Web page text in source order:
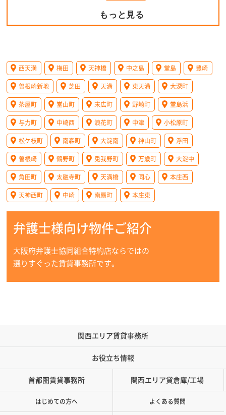
もっと見る
西天満 梅田 天神橋 中之島 堂島 豊崎
曽根崎新地 芝田 天満 東天満 大深町
茶屋町 堂山町 末広町 野崎町 堂島浜
与力町 中崎西 浪花町 中津 小松原町
松ケ枝町 南森町 大淀南 神山町 浮田
曽根崎 鶴野町 兎我野町 万歳町 大淀中
角田町 太融寺町 天満橋 同心 本庄西
天神西町 中崎 南扇町 本庄東
弁護士様向け物件ご紹介
大阪府弁護士協同組合特約店ならではの
選りすぐった賃貸事務所です。
関西エリア賃貸事務所
お役立ち情報
首都圏賃貸事務所 関西エリア貸倉庫/工場
はじめての方へ よくある質問